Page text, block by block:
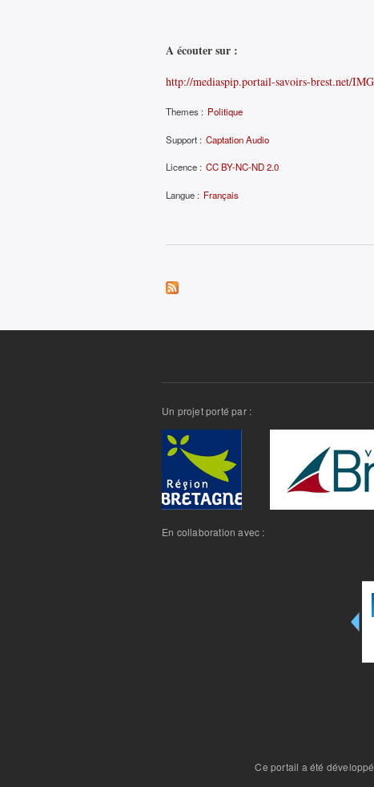
A écouter sur :
http://mediaspip.portail-savoirs-brest.net/
Themes : Politique
Support : Captation Audio
Licence : CC BY-NC-ND 2.0
Langue : Français
Un projet porté par :
En collaboration avec :
Ce portail a été